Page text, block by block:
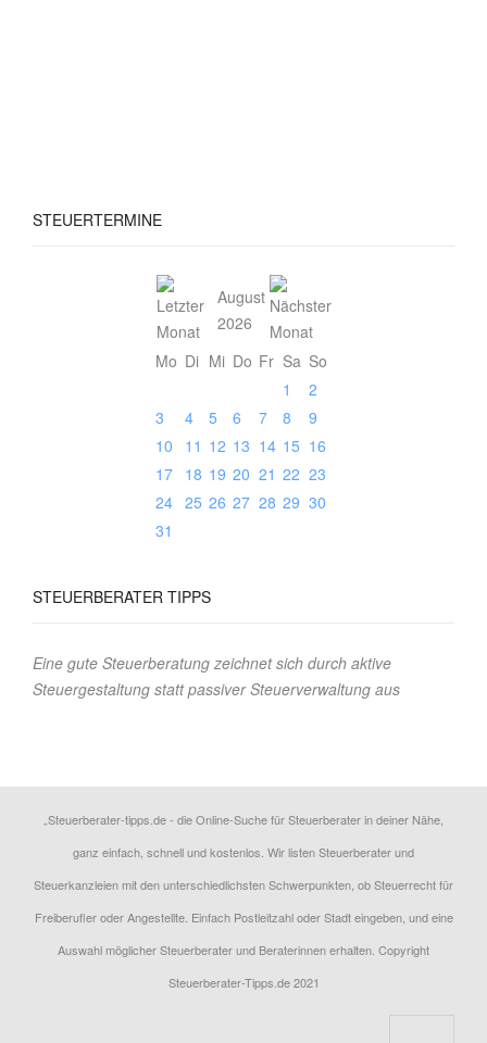
STEUERTERMINE
August
2026
Mo Di Mi Do Fr Sa So
1
2
3
4 5 6 7 8
9
10
11 12 13 14 15 16
17
18 19 20 21 22 23
24 25 26 27 28 29 30
31
STEUERBERATER TIPPS
Eine gute Steuerberatung zeichnet sich durch aktive
Steuergestaltung statt passiver Steuerverwaltung aus
„Steuerberater-tipps.de - die Online-Suche für Steuerberater in deiner Nähe,
ganz einfach, schnell und kostenlos. Wir listen Steuerberater und
Steuerkanzleien mit den unterschiedlichsten Schwerpunkten, ob Steuerrecht für
Freiberufler oder Angestellte. Einfach Postleitzahl oder Stadt eingeben, und eine
Auswahl möglicher Steuerberater und Beraterinnen erhalten. Copyright
Steuerberater-Tipps.de 2021